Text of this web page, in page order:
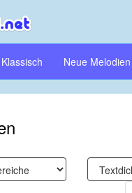
Klassisch Neue Melodien